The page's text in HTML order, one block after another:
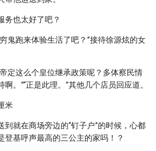
务也太好了吧？
鬼跑来体验生活了吧？”接待徐源炫的女
定这么个皇位继承政策呢？多体察民情
。”“正是此理。”其他几个店员回应道。
米
到就在商场旁边的“钉子户”的时候，心都
登基呼声最高的三公主的家吗！？